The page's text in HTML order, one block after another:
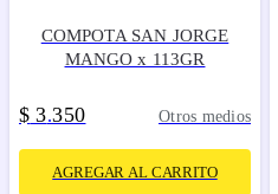
COMPOTA SAN JORGE
MANGO x 113GR
$ 3.350 Otros medios
AGREGAR AL CARRITO